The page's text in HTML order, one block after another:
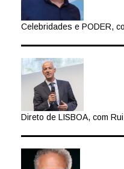
Celebridades e PODER,
Direto de LISBOA, com